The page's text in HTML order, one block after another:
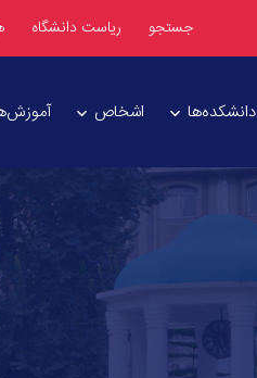
جستجو ریاست دانشگاه
دانشکده‌ها اشخاص